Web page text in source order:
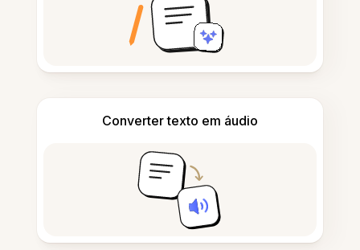
Converter texto em áudio